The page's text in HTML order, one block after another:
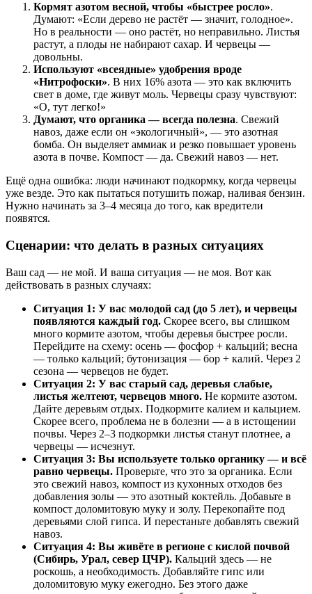
Кормят азотом весной, чтобы «быстрее росло».
Думают: «Если дерево не растёт — значит, голодное».
Но в реальности — оно растёт, но неправильно. Листья
растут, а плоды не набирают сахар. И червецы —
довольны.
Используют «всеядные» удобрения вроде
«Нитрофоски». В них 16% азота — это как включить
свет в доме, где живут моль. Червецы сразу чувствуют:
«О, тут легко!»
Думают, что органика — всегда полезна. Свежий
навоз, даже если он «экологичный», — это азотная
бомба. Он выделяет аммиак и резко повышает уровень
азота в почве. Компост — да. Свежий навоз — нет.
Ещё одна ошибка: люди начинают подкормку, когда червецы
уже везде. Это как пытаться потушить пожар, наливая бензин.
Нужно начинать за 3–4 месяца до того, как вредители
появятся.
Сценарии: что делать в разных ситуациях
Ваш сад — не мой. И ваша ситуация — не моя. Вот как
действовать в разных случаях:
Ситуация 1: У вас молодой сад (до 5 лет), и червецы
появляются каждый год. Скорее всего, вы слишком
много кормите азотом, чтобы деревья быстрее росли.
Перейдите на схему: осень — фосфор + кальций; весна
— только кальций; бутонизация — бор + калий. Через 2
сезона — червецов не будет.
Ситуация 2: У вас старый сад, деревья слабые,
листья желтеют, червецов много. Не кормите азотом.
Дайте деревьям отдых. Подкормите калием и кальцием.
Скорее всего, проблема не в болезни — а в истощении
почвы. Через 2–3 подкормки листья станут плотнее, а
червецы — исчезнут.
Ситуация 3: Вы используете только органику — и всё
равно червецы. Проверьте, что это за органика. Если
это свежий навоз, компост из кухонных отходов без
добавления золы — это азотный коктейль. Добавьте в
компост доломитовую муку и золу. Перекопайте под
деревьями слой гипса. И перестаньте добавлять свежий
навоз.
Ситуация 4: Вы живёте в регионе с кислой почвой
(Сибирь, Урал, север ЦЧР). Кальций здесь — не
роскошь, а необходимость. Добавляйте гипс или
доломитовую муку ежегодно. Без этого даже